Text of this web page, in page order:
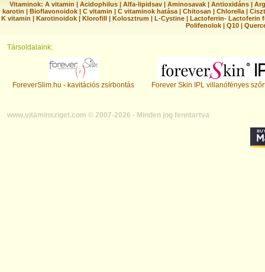
Vitaminok: A vitamin |Acidophilus |Alfa-lipidsav |Aminosavak |Antioxidáns |
karotin | Bioflavonoidok | C vitamin | C vitaminok hatása | Chitosan | Chlorella |
K vitamin | Karotinoidok | Klorofill | Kolosztrum | L-Cystine | Lactoferrin- Lactoferin
Polifenolok |Q10 |
Társoldalaink:
ForeverSlim.hu - kavitációs zsírbontás Forever Skin IPL villanófényes
www.vitaminsziget.com © 2007-2026 - Minden jog fenntartva